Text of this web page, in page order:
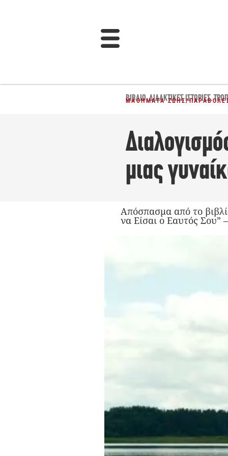
ΒΙΒΛΊΟ,ΔΙΔΑΚΤΙΚΈΣ ΙΣΤΟΡΊΕΣ,
ΜΑΘΉΜΑΤΑ ΖΩΉΣ/
μιας
Απόσπασμα από το
να Είσαι ο Εαυτός Σου”